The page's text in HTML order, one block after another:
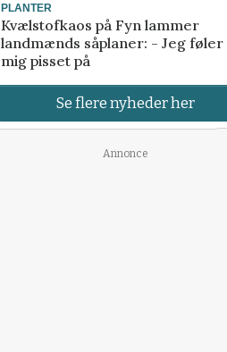
PLANTER
Kvælstofkaos på Fyn lammer
landmænds såplaner: - Jeg føler
mig pisset på
Se flere nyheder her
Annonce